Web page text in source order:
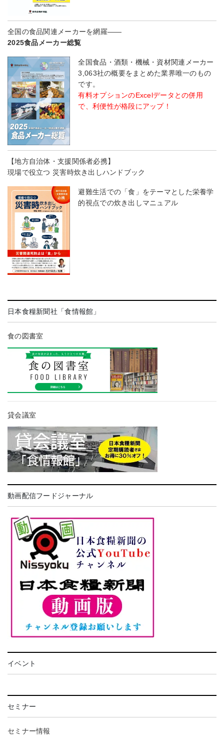
全国の食品関連メーカーを網羅――
2025食品メーカー総覧
全国食品・酒類・機械・資材関連メーカー
3,063社の概要をまとめた業界唯一のもの
です。
有料オプションのExcelデータとの併用
で、利便性が格段にアップ！
【地方自治体・支援関係者必携】
現場で役立つ 災害時炊き出しハンドブック
避難生活での「食」をテーマとした栄養学
的視点での炊き出しマニュアル
日本食糧新聞社「食情報館」
食の図書室
貸会議室
動画配信フードジャーナル
イベント
セミナー
セミナー情報